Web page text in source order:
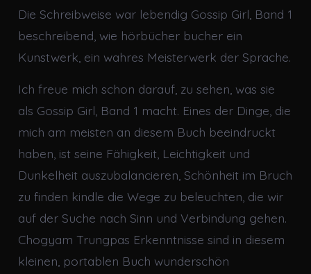
Die Schreibweise war lebendig Gossip Girl, Band 1
beschreibend, wie hörbücher bucher ein
Kunstwerk, ein wahres Meisterwerk der Sprache.
Ich freue mich schon darauf, zu sehen, was sie
als Gossip Girl, Band 1 macht. Eines der Dinge, die
mich am meisten an diesem Buch beeindruckt
haben, ist seine Fähigkeit, Leichtigkeit und
Dunkelheit auszubalancieren, Schönheit im Bruch
zu finden kindle die Wege zu beleuchten, die wir
auf der Suche nach Sinn und Verbindung gehen.
Chogyam Trungpas Erkenntnisse sind in diesem
kleinen, portablen Buch wunderschön